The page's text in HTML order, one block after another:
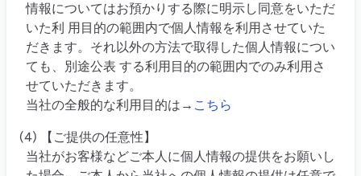
情報についてはお預かりする際に明示し同意をいただ
いた利 用目的の範囲内で個人情報を利用させていた
だきます。それ以外の方法で取得した個人情報につい
ても、別途公表 する利用目的の範囲内でのみ利用さ
せていただきます。
当社の全般的な利用目的は→ こちら
(4) 【ご提供の任意性】
当社がお客様などご本人に個人情報の提供をお願いし